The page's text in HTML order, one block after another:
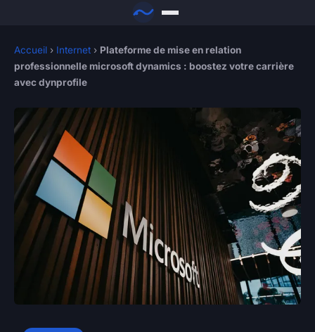
Accueil › Internet › Plateforme de mise en relation
professionnelle microsoft dynamics : boostez votre carrière
avec dynprofile